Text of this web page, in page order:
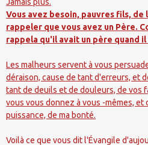
Vous avez besoin, pauvres fils, de
rappeler que vous avez un Père.
rappela qu'il avait un père quand
Les malheurs servent à vous
déraison, cause de tant d'erreurs, et
tant de deuils et de douleurs, de vos
vous vous donnez à vous -mêmes, et
puissance, de ma bonté.
Voilà ce que vous dit l'Évangile